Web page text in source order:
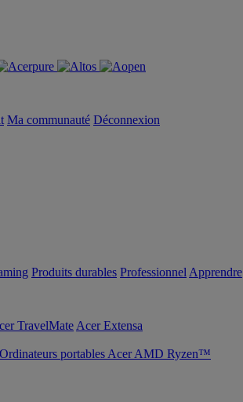
Ma communauté Déconnexion
Produits durables Professionnel Apprendre
TravelMate Acer Extensa
Ordinateurs portables Acer AMD Ryzen™